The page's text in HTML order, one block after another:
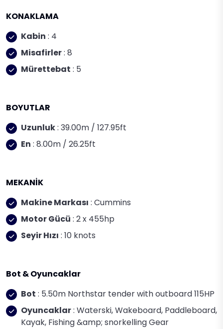
KONAKLAMA
Kabin : 4
Misafirler: 8
Mürettebat : 5
BOYUTLAR
Uzunluk: 39.00m / 127.95ft
En : 8.00m / 26.25ft
MEKANİK
Makine Markası : Cummins
Motor Gücü : 2 x 455hp
Seyir Hızı : 10 knots
Bot & Oyuncaklar
Bot : 5.50m Northstar tender with outboard 115HP
Oyuncaklar: Waterski, Wakeboard, Paddleboard,
Kayak, Fishing &amp; snorkelling Gear